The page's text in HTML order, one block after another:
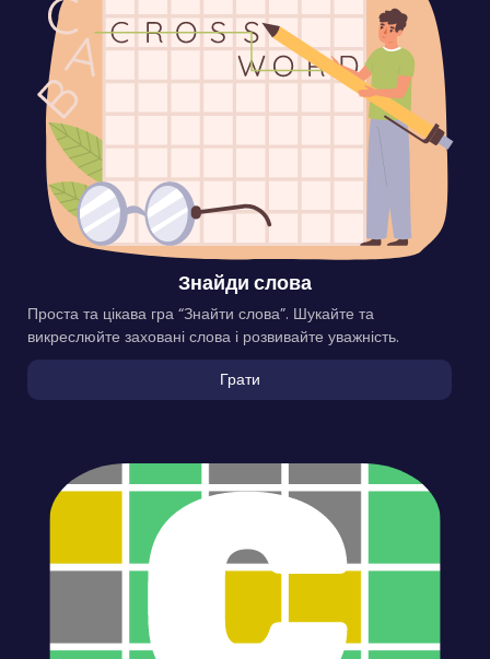
Знайди слова
Проста та цікава гра “Знайти слова”. Шукайте та
викреслюйте заховані слова і розвивайте уважність.
Грати